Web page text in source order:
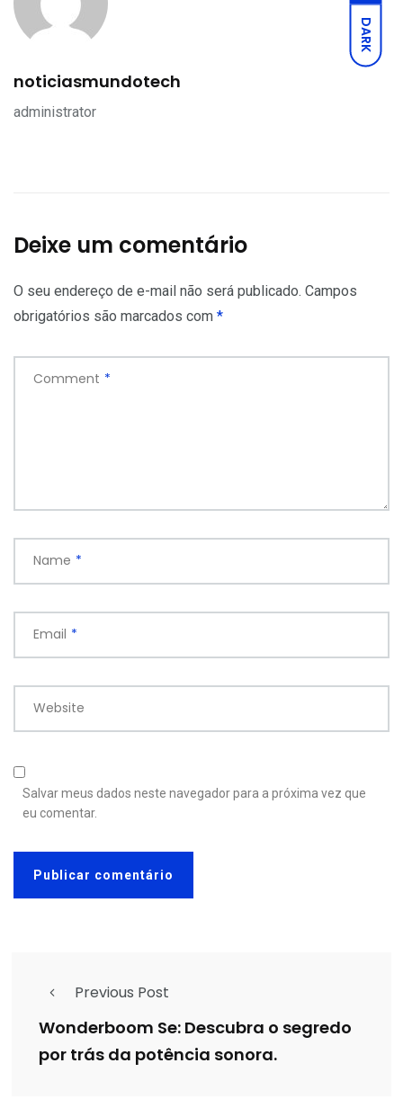
DARK
noticiasmundotech
administrator
Deixe um comentário
O seu endereço de e-mail não será publicado. Campos
obrigatórios são marcados com *
Comment *
Name *
Email *
Website
Salvar meus dados neste navegador para a próxima vez que
eu comentar.
Previous Post
Wonderboom Se: Descubra o segredo
por trás da potência sonora.